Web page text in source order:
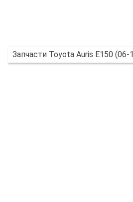
Запчасти Toyota Auris E150 (06-